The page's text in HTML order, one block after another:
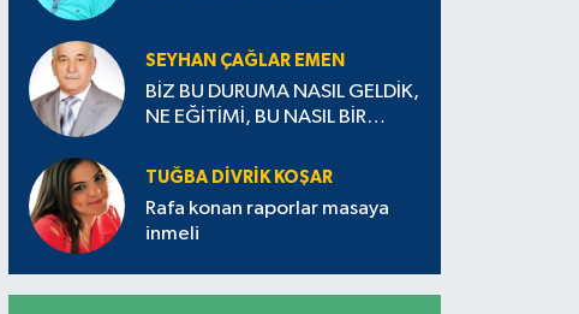
SEYHAN ÇAĞLAR EMEN
BİZ BU DURUMA NASIL GELDİK,
NE EĞİTİMİ, BU NASIL BİR
TUĞBA DIVRIK KOŞAR
Rafa konan raporlar masaya
inmeli